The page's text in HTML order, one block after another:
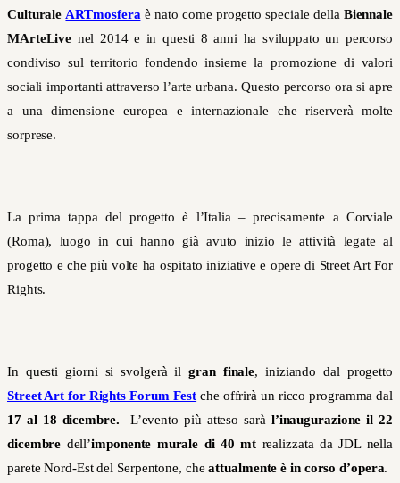
Culturale ARTmosfera è nato come progetto speciale della Biennale
MArteLive nel 2014 e in questi 8 anni ha sviluppato un percorso
condiviso sul territorio fondendo insieme la promozione di valori
sociali importanti attraverso l’arte urbana. Questo percorso ora si apre
a una dimensione europea e internazionale che riserverà molte
sorprese.
La prima tappa del progetto è l’Italia – precisamente a Corviale
(Roma), luogo in cui hanno già avuto inizio le attività legate al
progetto e che più volte ha ospitato iniziative e opere di Street Art For
Rights.
In questi giorni si svolgerà ilgran finale, iniziando dal progetto
Street Art for Rights Forum Fest che offrirà un ricco programma dal
17 al 18 dicembre.
L’evento più atteso sarà l’inaugurazione il 22
dicembre dell’imponente murale di 40 mt realizzata da JDL nella
parete Nord-Est del Serpentone, cheattualmente è in corso d’opera.